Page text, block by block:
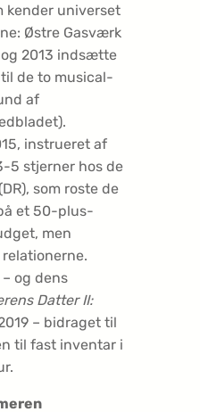
kender universet
Østre Gasværk
og 2013 indsætte
de to musical-
af
instrueret af
5 stjerner hos de
som roste de
et 50-plus-
men
og dens
Datter II:
– bidraget til
til fast inventar i